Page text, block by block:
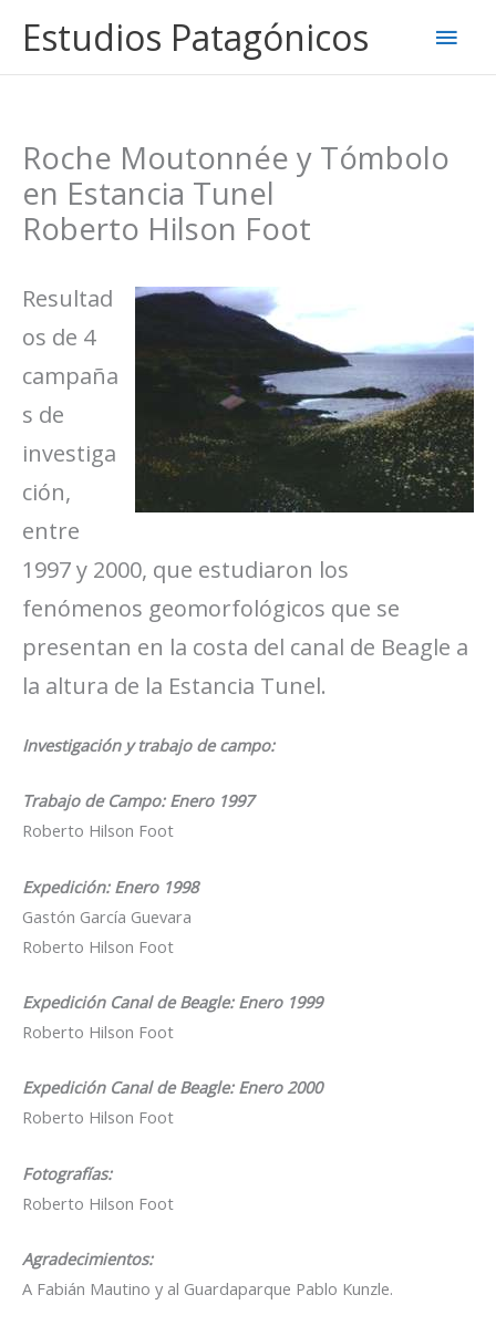
contenido
Estudios Patagónicos
Roche Moutonnée y Tómbolo
en Estancia Tunel
Roberto Hilson Foot
Resultad
os de 4
campaña
s de
investiga
ción,
entre
1997 y 2000, que estudiaron los
fenómenos geomorfológicos que se
presentan en la costa del canal de Beagle a
la altura de la Estancia Tunel.
Investigación y trabajo de campo:
Trabajo de Campo: Enero 1997
Roberto Hilson Foot
Expedición: Enero 1998
Gastón García Guevara
Roberto Hilson Foot
Expedición Canal de Beagle: Enero 1999
Roberto Hilson Foot
Expedición Canal de Beagle: Enero 2000
Roberto Hilson Foot
Fotografías:
Roberto Hilson Foot
Agradecimientos:
A Fabián Mautino y al Guardaparque Pablo Kunzle.